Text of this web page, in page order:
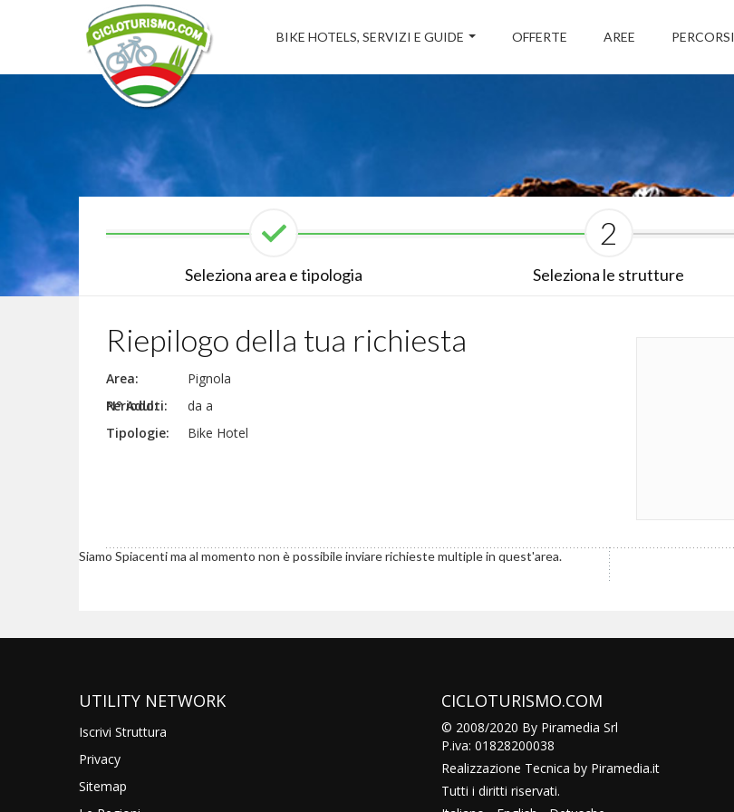
BIKE HOTELS, SERVIZI E GUIDE OFFERTE AREE PERCORSI
Seleziona area e tipologia
2
Seleziona le strutture
Riepilogo della tua richiesta
Area:
Pignola
N° Adulti:
Periodo:
da a
Tipologie:
Bike Hotel
Siamo Spiacenti ma al momento non è possibile inviare richieste multiple in quest'area.
UTILITY NETWORK
Iscrivi Struttura
Privacy
Sitemap
CICLOTURISMO.COM
© 2008/2020 By Piramedia Srl
P.iva: 01828200038
Realizzazione Tecnica by Piramedia.it
Tutti i diritti riservati.